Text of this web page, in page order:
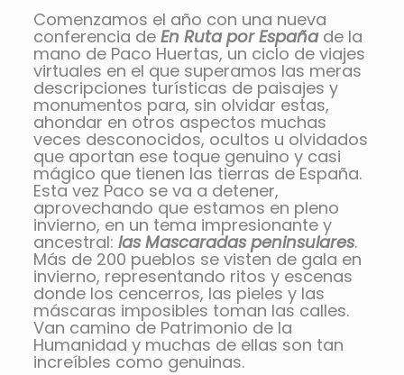
Comenzamos el año con una nueva
conferencia de En Ruta por Españade la
mano de Paco Huertas, un ciclo de viajes
virtuales en el que superamos las meras
descripciones turísticas de paisajes y
monumentos para, sin olvidar estas,
ahondar en otros aspectos muchas
veces desconocidos, ocultos u olvidados
que aportan ese toque genuino y casi
mágico que tienen las tierras de España.
Esta vez Paco se va a detener,
aprovechando que estamos en pleno
invierno, en un tema impresionante y
ancestral: las Mascaradas peninsulares.
Más de 200 pueblos se visten de gala en
invierno, representando ritos y escenas
donde los cencerros, las pieles y las
máscaras imposibles toman las calles.
Van camino de Patrimonio de la
Humanidad y muchas de ellas son tan
increíbles como genuinas.